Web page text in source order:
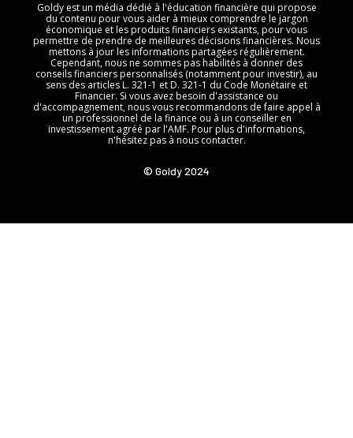
Goldy est un média dédié à l'éducation financière qui propose
du contenu pour vous aider à mieux comprendre le jargon
économique et les produits financiers existants, pour vous
permettre de prendre de meilleures décisions financières. Nous
mettons à jour les informations partagées régulièrement.
Cependant, nous ne sommes pas habilités à donner des
conseils financiers personnalisés (notamment pour investir), au
sens des articles L. 321-1 et D. 321-1 du Code Monétaire et
Financier. Si vous avez besoin d'assistance ou
d'accompagnement, nous vous recommandons de faire appel à
un professionnel de la finance ou à un conseiller en
investissement agréé par l'AMF. Pour plus d'informations,
n'hésitez pas à nous contacter.
© Goldy 2024